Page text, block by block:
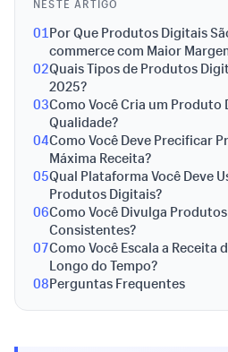
NESTE ARTIGO
01Por Que Produtos Digitais
commerce com Maior
02Quais Tipos de Produtos
2025?
03Como Você Cria um Produto
Qualidade?
04Como Você Deve Precificar
Máxima Receita?
05Qual Plataforma Você Deve
Produtos Digitais?
06Como Você Divulga
Consistentes?
07Como Você Escala a Receita
Longo do Tempo?
08Perguntas Frequentes